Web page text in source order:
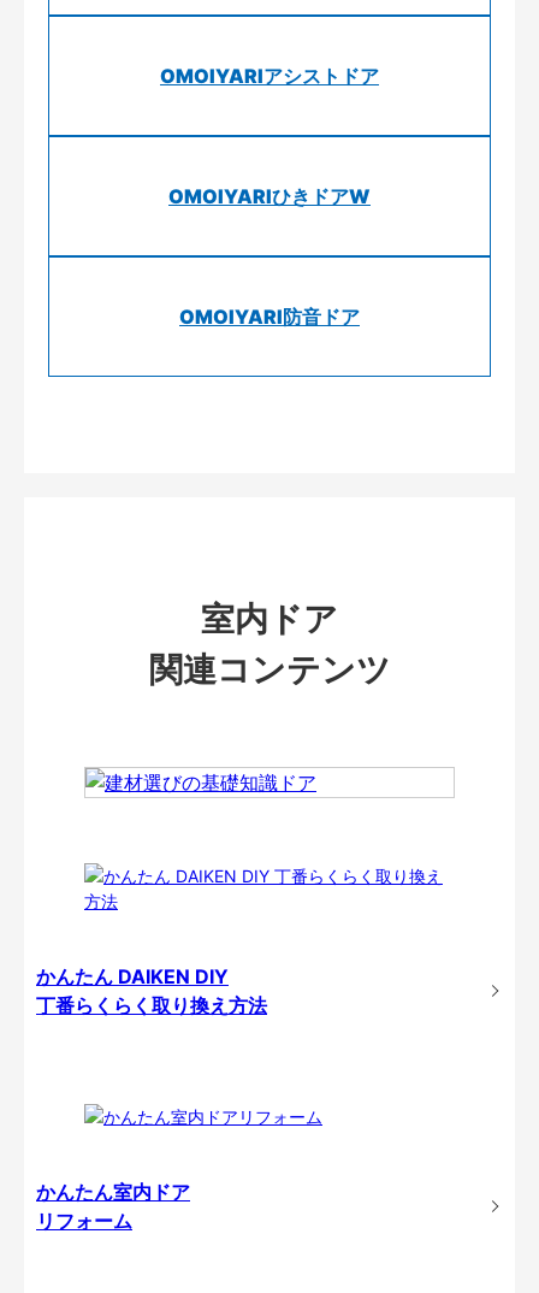
OMOIYARIアシストドア
OMOIYARIひきドアW
OMOIYARI防音ドア
室内ドア
関連コンテンツ
かんたん DAIKEN DIY
丁番らくらく取り換え方法
かんたん室内ドア
リフォーム